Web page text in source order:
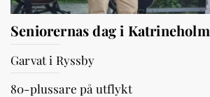
Seniorernas dag i Katrineholm
Garvat i Ryssby
80-plussare på utflykt